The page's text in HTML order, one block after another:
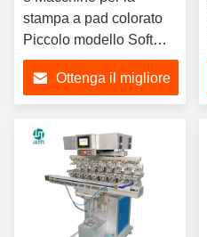
stampa a pad colorato
Piccolo modello Soft
Pad Printer con parti di
ricambio di plastica
Controller Materiali
Doctor Blade
Ottenga il migliore